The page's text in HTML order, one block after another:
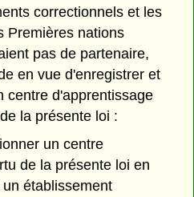
correctionnels et les
Premières nations
pas de partenaire,
en vue d'enregistrer et
centre d'apprentissage
la présente loi :
un centre
de la présente loi en
établissement